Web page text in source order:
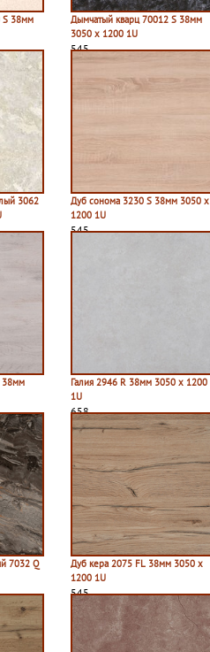
S 38мм
Дымчатый кварц 70012 S 38мм
3050 х 1200 1U
545
3062
Дуб сонома 3230 S 38мм 3050 х
1200 1U
545
38мм
Галия 2946 R 38мм 3050 х 1200
1U
658
7032 Q
Дуб кера 2075 FL 38мм 3050 х
1200 1U
545